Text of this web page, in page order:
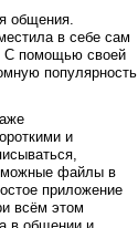
общения.
в себе сам
С помощью своей
популярность
и
файлы в
приложение
всём этом